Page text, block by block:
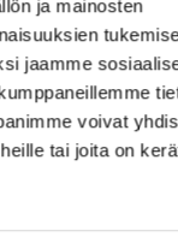
ja mainosten
jaamme
voivat
tai joita on